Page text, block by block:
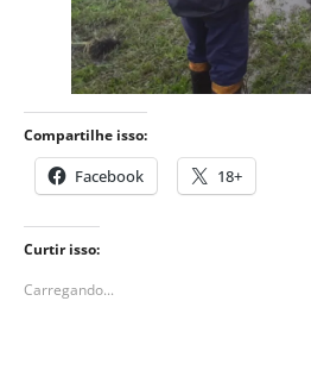
Compartilhe isso:
Facebook 18+
Curtir isso:
Carregando...